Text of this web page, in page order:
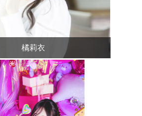
橘莉衣